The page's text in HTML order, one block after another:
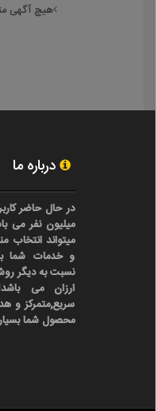
هیچ آگهی
درباره ما
میلیون نفر می
میتواند انتخاب
و خدمات شما
نسبت به دیگر
ارزان می
سریع,متمرکز و
محصول شما